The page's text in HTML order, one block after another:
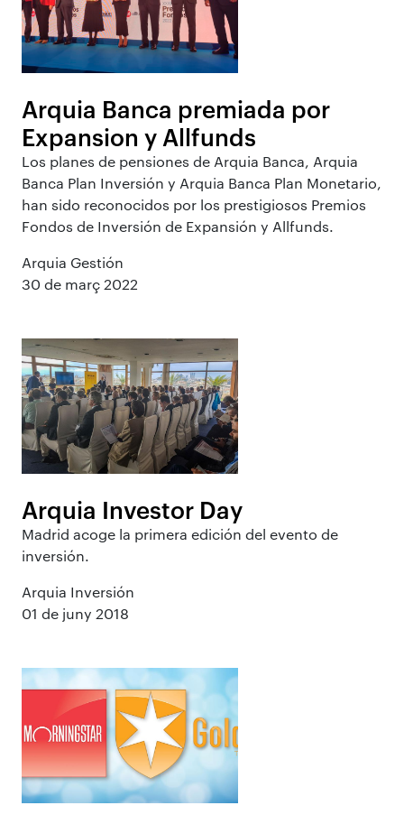
Arquia Banca premiada por
Expansion y Allfunds
Los planes de pensiones de Arquia Banca, Arquia
Banca Plan Inversión y Arquia Banca Plan Monetario,
han sido reconocidos por los prestigiosos Premios
Fondos de Inversión de Expansión y Allfunds.
Arquia Gestión
30 de març 2022
Arquia Investor Day
Madrid acoge la primera edición del evento de
inversión.
Arquia Inversión
01 de juny 2018